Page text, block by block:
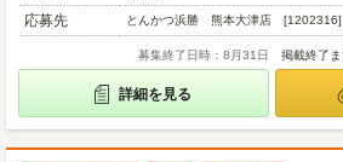
応募先
とんかつ浜勝 熊本大津店 [1202316]
募集終了日時：8月31日 掲載終了
詳細を見る